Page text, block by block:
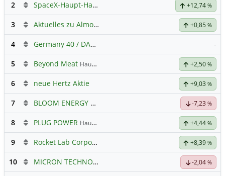
2 SpaceX-Haupt-Hauptforum +12,74 %
3 Aktuelles zu Almonty Industries +0,85 %
4 Germany 40 / DAX Prognose -
5 Beyond Meat Hauptdiskussion +2,50 %
6 neue Hertz Aktie +9,03 %
7 BLOOM ENERGY A -7,23 %
8 PLUG POWER Hauptdiskussion +4,44 %
9 Rocket Lab Corporation Registered Shs Hauptdiskussion
+8,39 %
10 MICRON TECHNOLOGY -2,04 %